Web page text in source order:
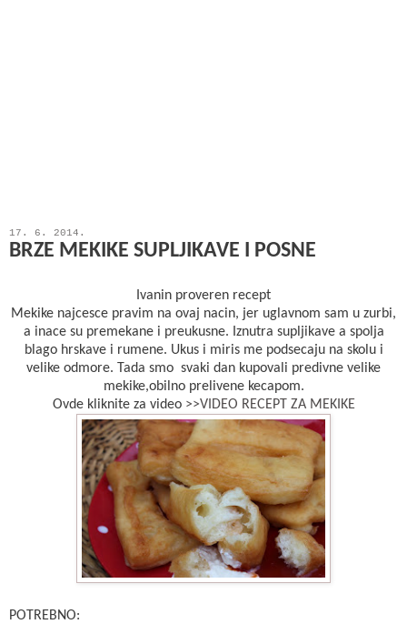
17. 6. 2014.
BRZE MEKIKE SUPLJIKAVE I POSNE
Ivanin proveren recept
Mekike najcesce pravim na ovaj nacin, jer uglavnom sam u zurbi,
a inace su premekane i preukusne. Iznutra supljikave a spolja
blago hrskave i rumene. Ukus i miris me podsecaju na skolu i
velike odmore. Tada smo svaki dan kupovali predivne velike
mekike,obilno prelivene kecapom.
Ovde kliknite za video >>VIDEO RECEPT ZA MEKIKE
POTREBNO: